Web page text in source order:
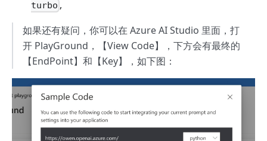
turbo ,
如果还有疑问，你可以在 Azure AI Studio 里面，打
开 PlayGround，【View Code】，下方会有最终的
【EndPoint】和【Key】，如下图：